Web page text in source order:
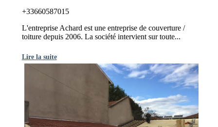
+33660587015
L'entreprise Achard est une entreprise de couverture /
toiture depuis 2006. La société intervient sur toute...
Lire la suite